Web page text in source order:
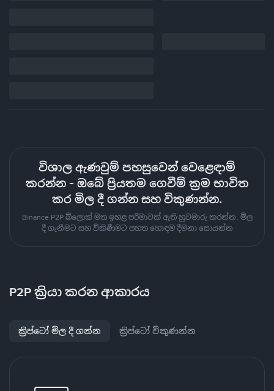
විශාල ඇණවුම් පහසුවෙන් වෙළෙඳාම්
කරන්න - ඔබේ ප්‍රියතම ගෙවීම් ක්‍රම භාවිත
කර මිල දී ගන්න සහ විකුණන්න.
Binance P2P බ්ලොක් මත ඉහළ පරිමාවක් ඇති හුවමාරු කරන්න. මිල
දී ගැනීමට සහ විකිණීමට පහත හොඳම දීමනා සොයන්න
P2P ක්‍රියා කරන ආකාරය
ක්‍රිප්ටෝ මිල දී ගන්න ක්‍රිප්ටෝ විකුණන්න